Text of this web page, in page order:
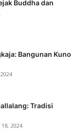
Buddha dan
Bangunan Kuno
Tradisi
2024